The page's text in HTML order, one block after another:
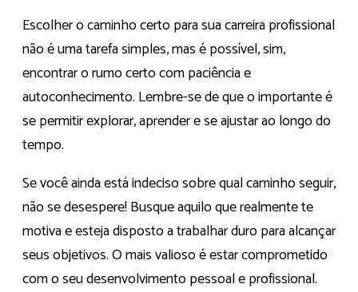
Escolher o caminho certo para sua carreira profissional
não é uma tarefa simples, mas é possível, sim,
encontrar o rumo certo com paciência e
autoconhecimento. Lembre-se de que o importante é
se permitir explorar, aprender e se ajustar ao longo do
tempo.
Se você ainda está indeciso sobre qual caminho seguir,
não se desespere! Busque aquilo que realmente te
motiva e esteja disposto a trabalhar duro para alcançar
seus objetivos. O mais valioso é estar comprometido
com o seu desenvolvimento pessoal e profissional.